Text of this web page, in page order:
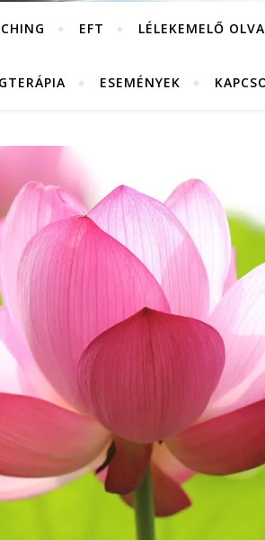
EFT LÉLEKEMELŐ
ESEMÉNYEK